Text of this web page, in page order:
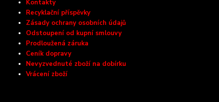
Kontakty
Recyklační příspěvky
Zásady ochrany osobních údajů
Odstoupení od kupní smlouvy
Prodloužená záruka
Ceník dopravy
Nevyzvednuté zboží na dobírku
Vrácení zboží